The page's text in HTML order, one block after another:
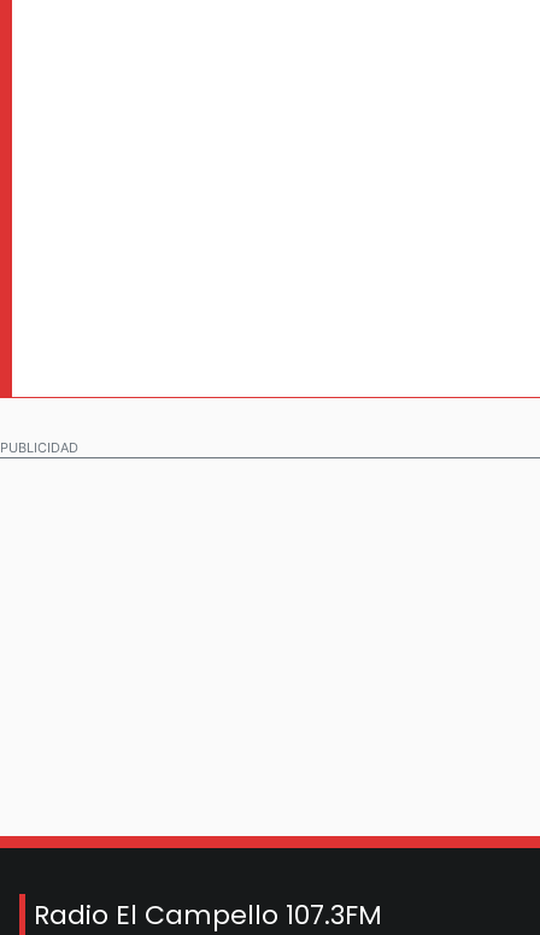
PUBLICIDAD
Radio El Campello 107.3FM